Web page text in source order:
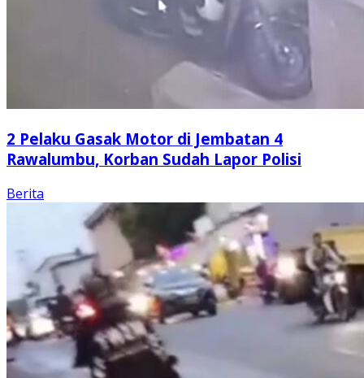
2 Pelaku Gasak Motor di Jembatan 4
Rawalumbu, Korban Sudah Lapor Polisi
Berita